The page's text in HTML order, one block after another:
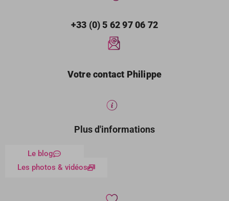
+33 (0) 5 62 97 06 72
Votre contact Philippe
Plus d'informations
Le blog
Les photos & vidéos